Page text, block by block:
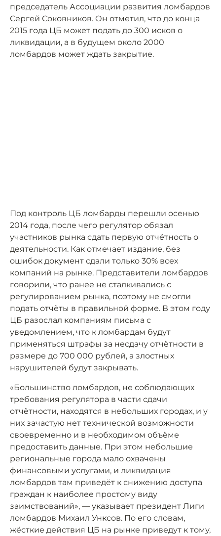
председатель Ассоциации развития ломбардов
Сергей Соковников. Он отметил, что до конца
2015 года ЦБ может подать до 300 исков о
ликвидации, а в будущем около 2000
ломбардов может ждать закрытие.
Под контроль ЦБ ломбарды перешли осенью
2014 года, после чего регулятор обязал
участников рынка сдать первую отчётность о
деятельности. Как отмечает издание, без
ошибок документ сдали только 30% всех
компаний на рынке. Представители ломбардов
говорили, что ранее не сталкивались с
регулированием рынка, поэтому не смогли
подать отчёты в правильной форме. В этом году
ЦБ разослал компаниям письма с
уведомлением, что к ломбардам будут
применяться штрафы за несдачу отчётности в
размере до 700 000 рублей, а злостных
нарушителей будут закрывать.
«Большинство ломбардов, не соблюдающих
требования регулятора в части сдачи
отчётности, находятся в небольших городах, и у
них зачастую нет технической возможности
своевременно и в необходимом объёме
предоставить данные. При этом небольшие
региональные города мало охвачены
финансовыми услугами, и ликвидация
ломбардов там приведёт к снижению доступа
граждан к наиболее простому виду
заимствований», — указывает президент Лиги
ломбардов Михаил Унксов. По его словам,
жёсткие действия ЦБ на рынке приведут к тому,